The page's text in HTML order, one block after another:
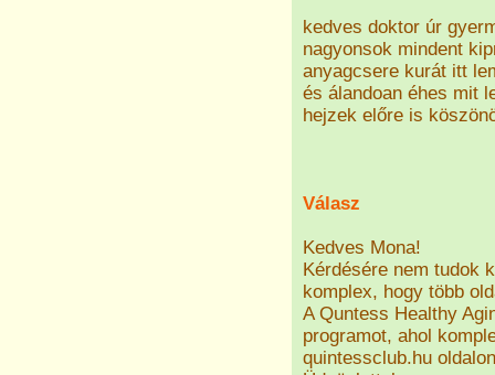
kedves doktor úr
nagyonsok mindent
anyagcsere kurát itt
és álandoan éhes mit
hejzek előre is
Válasz
Kedves Mona!
Kérdésére nem tudok
komplex, hogy több
A Quntess Healthy
programot, ahol
quintessclub.hu